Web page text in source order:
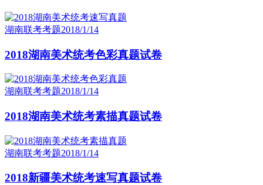
湖南联考考题2018/1/14
2018湖南美术统考色彩真题试卷
湖南联考考题2018/1/14
2018湖南美术统考素描真题试卷
湖南联考考题2018/1/14
2018新疆美术统考速写真题试卷